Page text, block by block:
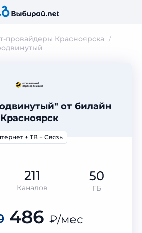
провайдеры Красноярска
от билайн
Красноярск
+ ТВ + Связь
211
Каналов
50
ГБ
486 ₽/мес